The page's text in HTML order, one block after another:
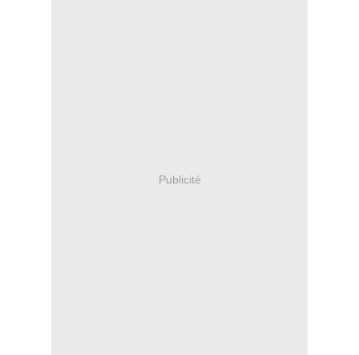
Publicité